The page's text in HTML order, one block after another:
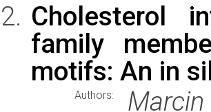
Cholesterol
family
motifs: An in
Authors: